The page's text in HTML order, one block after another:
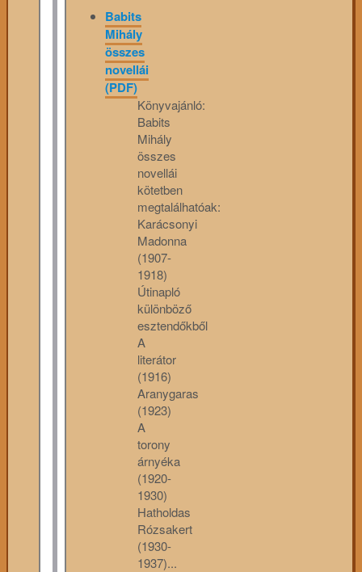
Babits
Mihály
összes
novellái
(PDF)
Könyvajánló:
Babits
Mihály
összes
novellái
kötetben
megtalálhatóak:
Karácsonyi
Madonna
(1907-
1918)
Útinapló
különböző
esztendőkből
A
literátor
(1916)
Aranygaras
(1923)
A
torony
árnyéka
(1920-
1930)
Hatholdas
Rózsakert
(1930-
1937)...